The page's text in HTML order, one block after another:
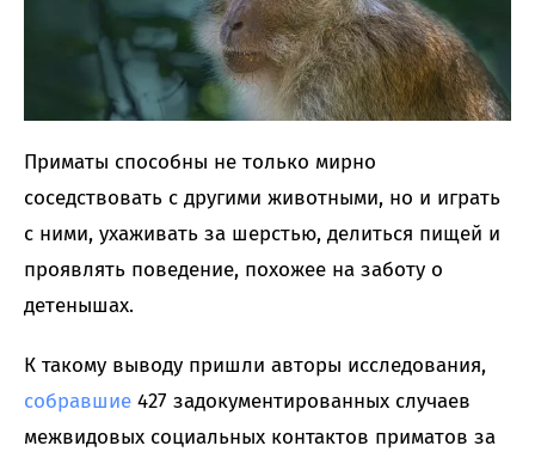
Приматы способны не только мирно
соседствовать с другими животными, но и играть
с ними, ухаживать за шерстью, делиться пищей и
проявлять поведение, похожее на заботу о
детенышах.
К такому выводу пришли авторы исследования,
собравшие 427 задокументированных случаев
межвидовых социальных контактов приматов за